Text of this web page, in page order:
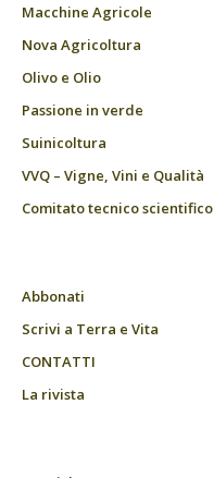
Macchine Agricole
Nova Agricoltura
Olivo e Olio
Passione in verde
Suinicoltura
VVQ – Vigne, Vini e Qualità
Comitato tecnico scientifico
Abbonati
Scrivi a Terra e Vita
CONTATTI
La rivista